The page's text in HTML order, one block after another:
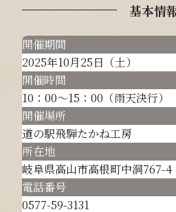
基本情
開催期間
2025年10月25日（土）
開催時間
10：00～15：00（雨天決行）
開催場所
道の駅飛騨たかね工房
所在地
岐阜県高山市高根町中洞767-4
電話番号
0577-59-3131